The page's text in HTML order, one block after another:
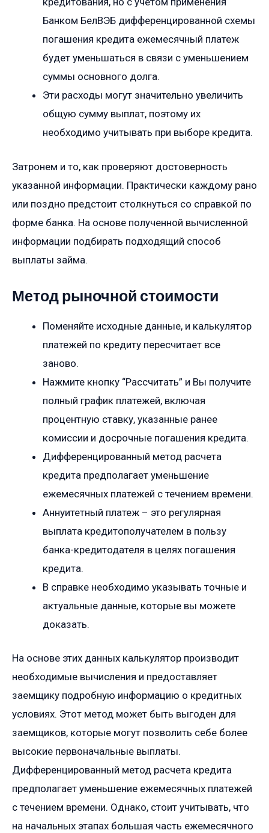
Банком БелВЭБ дифференцированной схемы
погашения кредита ежемесячный платеж
будет уменьшаться в связи с уменьшением
суммы основного долга.
Эти расходы могут значительно увеличить
общую сумму выплат, поэтому их
необходимо учитывать при выборе кредита.
Затронем и то, как проверяют достоверность
указанной информации. Практически каждому рано
или поздно предстоит столкнуться со справкой по
форме банка. На основе полученной вычисленной
информации подбирать подходящий способ
выплаты займа.
Метод рыночной стоимости
Поменяйте исходные данные, и калькулятор
платежей по кредиту пересчитает все
заново.
Нажмите кнопку “Рассчитать” и Вы получите
полный график платежей, включая
процентную ставку, указанные ранее
комиссии и досрочные погашения кредита.
Дифференцированный метод расчета
кредита предполагает уменьшение
ежемесячных платежей с течением времени.
Аннуитетный платеж – это регулярная
выплата кредитополучателем в пользу
банка-кредитодателя в целях погашения
кредита.
В справке необходимо указывать точные и
актуальные данные, которые вы можете
доказать.
На основе этих данных калькулятор производит
необходимые вычисления и предоставляет
заемщику подробную информацию о кредитных
условиях. Этот метод может быть выгоден для
заемщиков, которые могут позволить себе более
высокие первоначальные выплаты.
Дифференцированный метод расчета кредита
предполагает уменьшение ежемесячных платежей
с течением времени. Однако, стоит учитывать, что
на начальных этапах большая часть ежемесячного